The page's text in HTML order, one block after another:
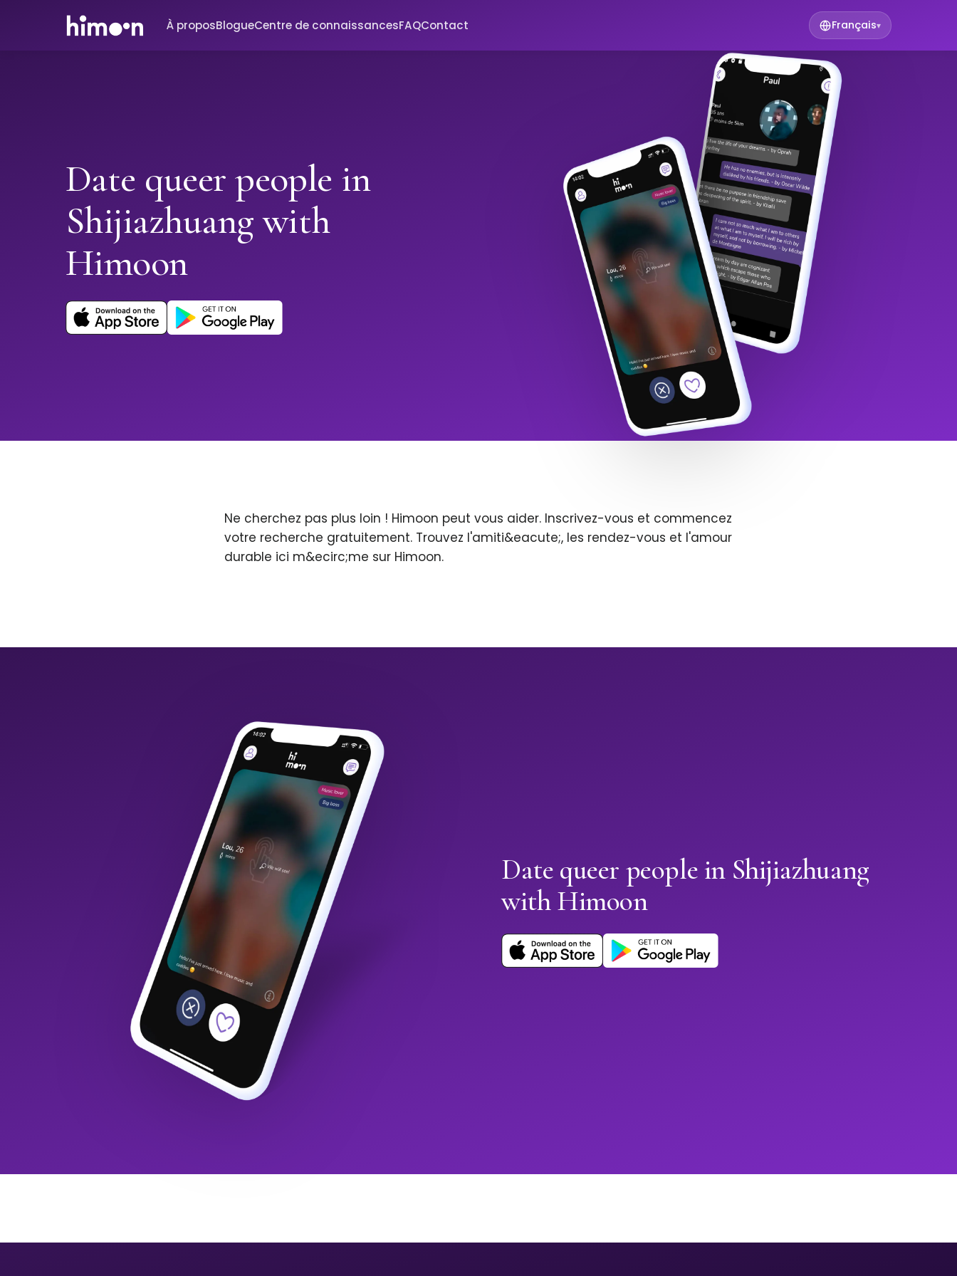
À proposBlogueCentre de connaissancesFAQContact Français▾
Date queer people in
Shijiazhuang with
Himoon
Ne cherchez pas plus loin ! Himoon peut vous aider. Inscrivez-vous et commencez
votre recherche gratuitement. Trouvez l'amiti&eacute;, les rendez-vous et l'amour
durable ici m&ecirc;me sur Himoon.
Date queer people in Shijiazhuang
with Himoon